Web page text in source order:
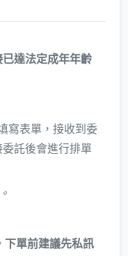
達法定成年年齡
寫表單，接收到委
託後會進行排單
單前建議先私訊